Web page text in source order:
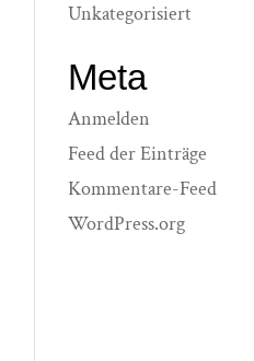
Unkategorisiert
Meta
Anmelden
Feed der Einträge
Kommentare-Feed
WordPress.org